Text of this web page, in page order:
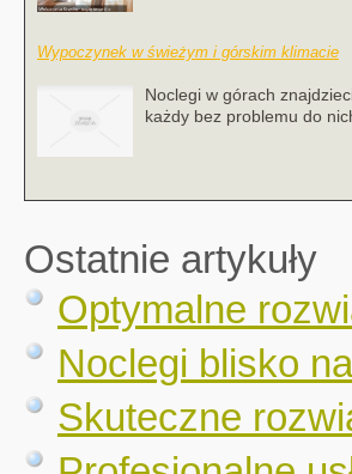
Wypoczynek w świeżym i górskim klimacie
Noclegi w górach
każdy bez problemu do
Ostatnie artykuły
Optymalne
Noclegi blisko
Skuteczne